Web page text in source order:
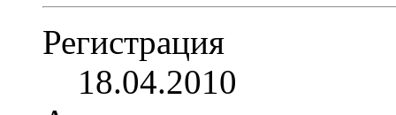
Регистрация
18.04.2010